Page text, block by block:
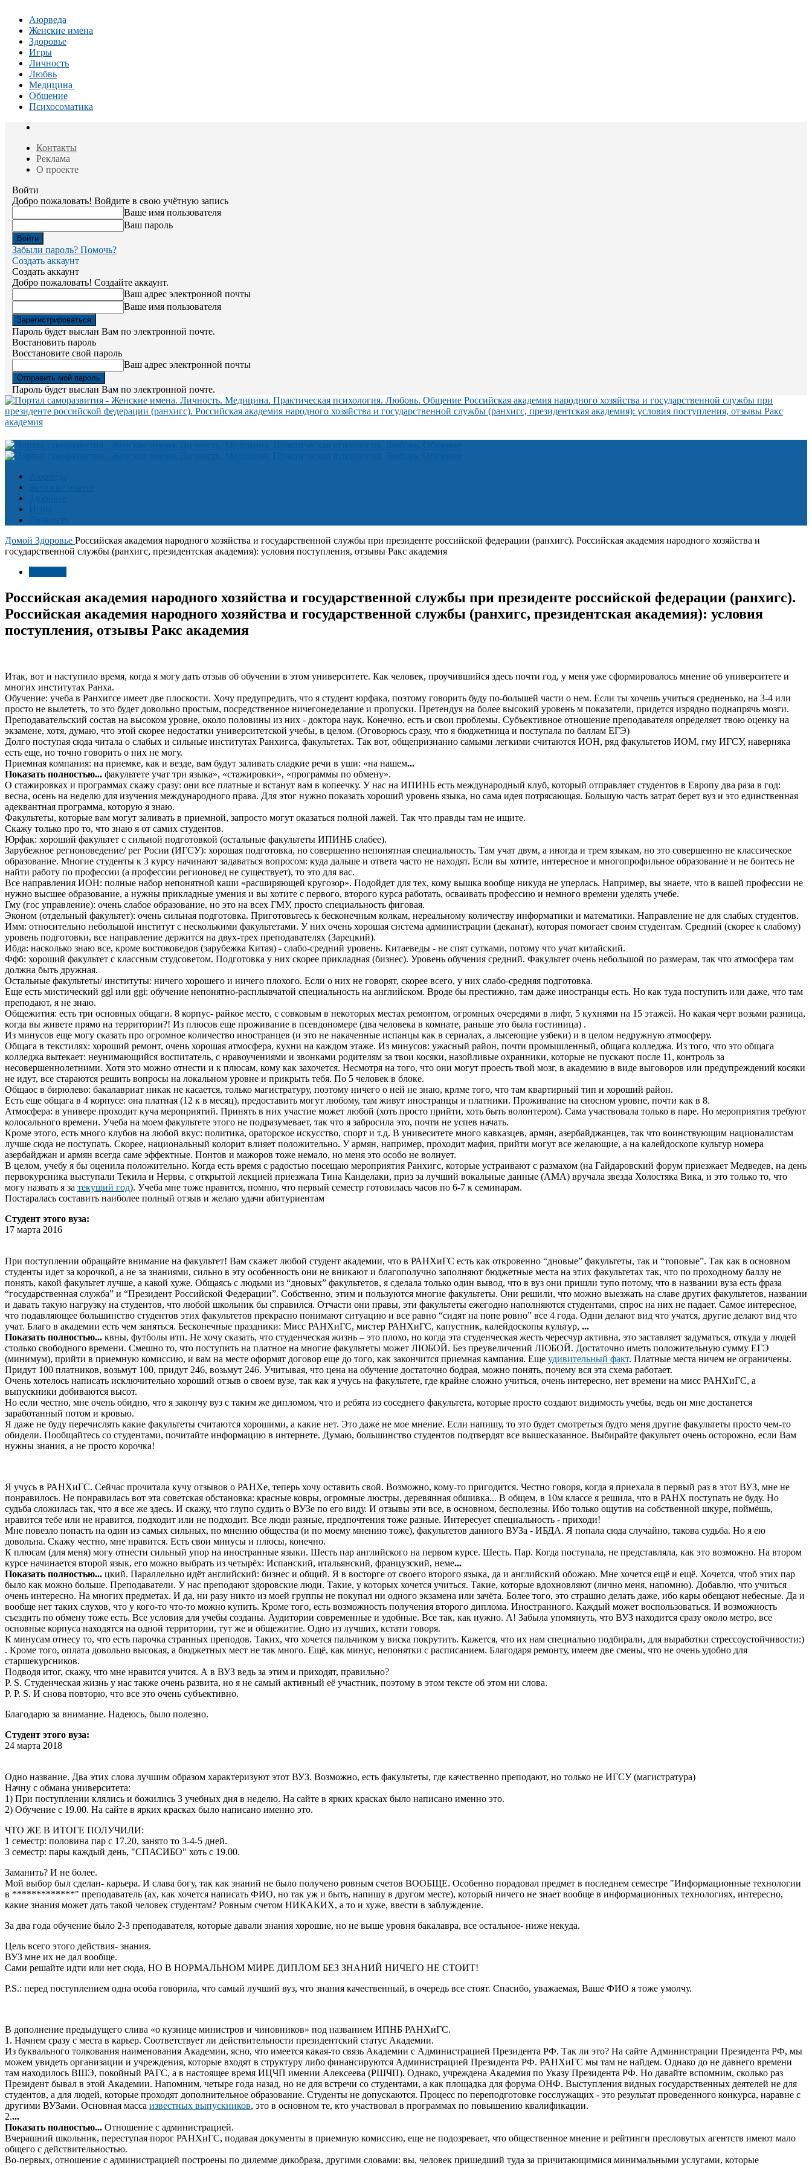
Аюрведа
Женские имена
Здоровье
Игры
Личность
Любвь
Медицина
Общение
Психосоматика
Контакты
Реклама
О проекте
Войти
Добро пожаловать! Войдите в свою учётную запись
Ваше имя пользователя
Ваш пароль
Забыли пароль? Помочь?
Создать аккаунт
Создать аккаунт
Добро пожаловать! Создайте аккаунт.
Ваш адрес электронной почты
Ваше имя пользователя
Пароль будет выслан Вам по электронной почте.
Востановить пароль
Восстановите свой пароль
Ваш адрес электронной почты
Пароль будет выслан Вам по электронной почте.
Российская академия народного хозяйства и государственной службы при
президенте российской федерации (ранхигс). Российская академия народного хозяйства и государственной службы (ранхигс, президентская академия): условия поступления, отзывы Ракс
академия
Домой Здоровье Российская академия народного хозяйства и государственной службы при президенте российской федерации (ранхигс). Российская академия народного хозяйства и
государственной службы (ранхигс, президентская академия): условия поступления, отзывы Ракс академия
Российская академия народного хозяйства и государственной службы при президенте российской федерации (ранхигс).
Российская академия народного хозяйства и государственной службы (ранхигс, президентская академия): условия
поступления, отзывы Ракс академия
Итак, вот и наступило время, когда я могу дать отзыв об обучении в этом университете. Как человек, проучившийся здесь почти год, у меня уже сформировалось мнение об университете и
многих институтах Ранха.
Обучение: учеба в Ранхигсе имеет две плоскости. Хочу предупредить, что я студент юрфака, поэтому говорить буду по-большей части о нем. Если ты хочешь учиться средненько, на 3-4 или
просто не вылететь, то это будет довольно простым, посредственное ничегонеделание и пропуски. Претендуя на более высокий уровень м показатели, придется изрядно поднапрячь мозги.
Преподавательский состав на высоком уровне, около половины из них - доктора наук. Конечно, есть и свои проблемы. Субъективное отношение преподавателя определяет твою оценку на
экзамене, хотя, думаю, что этой скорее недостатки университетской учебы, в целом. (Оговорюсь сразу, что я бюджетница и поступала по баллам ЕГЭ)
Долго поступая сюда читала о слабых и сильные институтах Ранхигса, факультетах. Так вот, общепризнанно самыми легкими считаются ИОН, ряд факультетов ИОМ, гму ИГСУ, наверняка
есть еще, но точно говорить о них не могу.
Приемная компания: на приемке, как и везде, вам будут заливать сладкие речи в уши: «на нашем...
Показать полностью... факультете учат три языка», «стажировки», «программы по обмену».
О стажировках и программах скажу сразу: они все платные и встанут вам в копеечку. У нас на ИПИНБ есть международный клуб, который отправляет студентов в Европу два раза в год:
весна, осень на неделю для изучения международного права. Для этог нужно показать хороший уровень языка, но сама идея потрясающая. Большую часть затрат берет вуз и это единственная
адеквантная программа, которую я знаю.
Факультеты, которые вам могут заливать в приемной, запросто могут оказаться полной лажей. Так что правды там не ищите.
Скажу только про то, что знаю я от самих студентов.
Юрфак: хороший факультет с сильной подготовкой (остальные факультеты ИПИНБ слабее).
Зарубежное регионоведение/ рег Росии (ИГСУ): хорошая подготовка, но совершенно непонятная специальность. Там учат двум, а иногда и трем языкам, но это совершенно не классическое
образование. Многие студенты к 3 курсу начинают задаваться вопросом: куда дальше и ответа часто не находят. Если вы хотите, интересное и многопрофильное образование и не боитесь не
найти работу по профессии (а профессии регионовед не существует), то это для вас.
Все направления ИОН: полные набор непонятной каши «расширяющей кругозор». Подойдет для тех, кому вышка вообще никуда не уперлась. Например, вы знаете, что в вашей профессии не
нужно высшее образование, а нужны прикладные умения и вы хотите с первого, второго курса работать, осваивать профессию и немного времени уделять учебе.
Гму (гос управление): очень слабое образование, но это на всех ГМУ, просто специальность фиговая.
Эконом (отдельный факультет): очень сильная подготовка. Приготовьтесь к бесконечным колкам, нереальному количеству информатики и математики. Направление не для слабых студентов.
Имм: относительно небольшой институт с несколькими факультетами. У них очень хорошая система администрации (деканат), которая помогает своим студентам. Средний (скорее к слабому)
уровень подготовки, все направление держится на двух-трех преподавателях (Зарецкий).
Ибда: насколько знаю все, кроме востоковедов (зарубежка Китая) - слабо-средний уровень. Китаеведы - не спят сутками, потому что учат китайский.
Ффб: хороший факультет с классным студсоветом. Подготовка у них скорее прикладная (бизнес). Уровень обучения средний. Факультет очень небольшой по размерам, так что атмосфера там
должна быть дружная.
Остальные факультеты/ институты: ничего хорошего и ничего плохого. Если о них не говорят, скорее всего, у них слабо-средняя подготовка.
Еще есть мистический ggl или ggi: обучение непонятно-расплывчатой специальность на английском. Вроде бы престижно, там даже иностранцы есть. Но как туда поступить или даже, что там
преподают, я не знаю.
Общежития: есть три основных общаги. 8 корпус- райкое место, с совковым в некоторых местах ремонтом, огромных очередями в лифт, 5 кухнями на 15 этажей. Но какая черт возьми разница,
когда вы живете прямо на территории?! Из плюсов еще проживание в псевдономере (два человека в комнате, раньше это была гостиница) .
Из минусов еще могу сказать про огромное количество иностранцев (и это не накаченные испанцы как в сериалах, а лысеющие узбеки) и в целом недружную атмосферу.
Общага в текстилях: хороший ремонт, очень хорошая атмосфера, кухни на каждом этаже. Из минусов: ужасный район, почти промышленный, общага колледжа. Из того, что это общага
колледжа вытекает: неунимающийся воспитатель, с нравоучениями и звонками родителям за твои косяки, назойливые охранники, которые не пускают после 11, контроль за
несовершеннолетними. Хотя это можно отнести и к плюсам, кому как захочется. Несмотря на того, что они могут проесть твой мозг, в академию в виде выговоров или предупреждений косяки
не идут, все стараются решить вопросы на локальном уровне и прикрыть тебя. По 5 человек в блоке.
Общаос в бирюлево: бакалавриат никак не касается, только магистратуру, поэтому ничего о ней не знаю, крлме того, что там квартирный тип и хороший район.
Есть еще общага в 4 корпусе: она платная (12 к в месяц), предоставить могут любому, там живут иностранцы и платники. Проживание на сносном уровне, почти как в 8.
Атмосфера: в универе проходит куча мероприятий. Принять в них участие может любой (хоть просто прийти, хоть быть волонтером). Сама участвовала только в паре. Но мероприятия требуют
колосального времени. Учеба на моем факультете этого не подразумевает, так что я забросила это, почти не успев начать.
Кроме этого, есть много клубов на любой вкус: политика, ораторское искусство, спорт и т.д. В унивеситете много кавказцев, армян, азербайджанцев, так что воинствующим националистам
лучше сюда не поступать. Скорее, национальный колорит влияет положительно. У армян, например, проходит мафия, прийти могут все желающие, а на калейдоскопе культур номера
азербайджан и армян всегда саме эффектные. Понтов и мажоров тоже немало, но меня это особо не волнует.
В целом, учебу я бы оценила положительно. Когда есть время с радостью посещаю мероприятия Ранхигс, которые устраивают с размахом (на Гайдаровский форум приезжает Медведев, на день
первокурсника выступали Текила и Нервы, с открытой лекцией приезжала Тина Канделаки, приз за лучший вокальные данные (АМА) вручала звезда Холостяка Вика, и это только то, что
могу назвать я за текущий год). Учеба мне тоже нравится, помню, что первый семестр готовилась часов по 6-7 к семинарам.
Постаралась составить наиболее полный отзыв и желаю удачи абитуриентам
Студент этого вуза:
17 марта 2016
При поступлении обращайте внимание на факультет! Вам скажет любой студент академии, что в РАНХиГС есть как откровенно “дновые” факультеты, так и “топовые”. Так как в основном
студенты идет за корочкой, а не за знаниями, сильно в эту особенность они не вникают и благополучно заполняют бюджетные места на этих факультетах так, что по проходному баллу не
понять, какой факультет лучше, а какой хуже. Общаясь с людьми из “дновых” факультетов, я сделала только один вывод, что в вуз они пришли тупо потому, что в названии вуза есть фраза
“государственная служба” и “Президент Российской Федерации”. Собственно, этим и пользуются многие факультеты. Они решили, что можно выезжать на славе других факультетов, названии
и давать такую нагрузку на студентов, что любой школьник бы справился. Отчасти они правы, эти факультеты ежегодно наполняются студентами, спрос на них не падает. Самое интересное,
что подавляющее большинство студентов этих факультетов прекрасно понимают ситуацию и все равно “сидят на попе ровно” все 4 года. Одни делают вид что учатся, другие делают вид что
учат. Благо в академии есть чем заняться. Бесконечные праздники: Мисс РАНХиГС, мистер РАНХиГС, капустник, калейдоскопы культур, ...
Показать полностью... квны, футболы итп. Не хочу сказать, что студенческая жизнь – это плохо, но когда эта студенческая жесть чересчур активна, это заставляет задуматься, откуда у людей
столько свободного времени. Смешно то, что поступить на платное на многие факультеты может ЛЮБОЙ. Без преувеличений ЛЮБОЙ. Достаточно иметь положительную сумму ЕГЭ
(минимум), прийти в приемную комиссию, и вам на месте оформят договор еще до того, как закончится приемная кампания. Еще удивительный факт. Платные места ничем не ограничены.
Придут 100 платников, возьмут 100, придут 246, возьмут 246. Учитывая, что цена на обучение достаточно бодрая, можно понять, почему вся эта схема работает.
Очень хотелось написать исключительно хороший отзыв о своем вузе, так как я учусь на факультете, где крайне сложно учиться, очень интересно, нет времени на мисс РАНХиГС, а
выпускники добиваются высот.
Но если честно, мне очень обидно, что я закончу вуз с таким же дипломом, что и ребята из соседнего факультета, которые просто создают видимость учебы, ведь он мне достанется
заработанный потом и кровью.
Я даже не буду перечислять какие факультеты считаются хорошими, а какие нет. Это даже не мое мнение. Если напишу, то это будет смотреться будто меня другие факультеты просто чем-то
обидели. Пообщайтесь со студентами, почитайте информацию в интернете. Думаю, большинство студентов подтвердят все вышесказанное. Выбирайте факультет очень осторожно, если Вам
нужны знания, а не просто корочка!
Я учусь в РАНХиГС. Сейчас прочитала кучу отзывов о РАНХе, теперь хочу оставить свой. Возможно, кому-то пригодится. Честно говоря, когда я приехала в первый раз в этот ВУЗ, мне не
понравилось. Не понравилась вот эта советская обстановка: красные ковры, огромные люстры, деревянная обшивка... В общем, в 10м классе я решила, что в РАНХ поступать не буду. Но
судьба сложилась так, что я все же здесь. И скажу, что глупо судить о ВУЗе по его виду. И отзывы эти все, в основном, бесполезны. Ибо только ощутив на собственной шкуре, поймёшь,
нравится тебе или не нравится, подходит или не подходит. Все люди разные, предпочтения тоже разные. Интересует специальность - приходи!
Мне повезло попасть на один из самых сильных, по мнению общества (и по моему мнению тоже), факультетов данного ВУЗа - ИБДА. Я попала сюда случайно, такова судьба. Но я ею
довольна. Скажу честно, мне нравится. Есть свои минусы и плюсы, конечно.
К плюсам (для меня) могу отнести сильный упор на иностранные языки. Шесть пар английского на первом курсе. Шесть. Пар. Когда поступала, не представляла, как это возможно. На втором
курсе начинается второй язык, его можно выбрать из четырёх: Испанский, итальянский, французский, неме...
Показать полностью... цкий. Параллельно идёт английский: бизнес и общий. Я в восторге от своего второго языка, да и английский обожаю. Мне хочется ещё и ещё. Хочется, чтоб этих пар
было как можно больше. Преподаватели. У нас преподают здоровские люди. Такие, у которых хочется учиться. Такие, которые вдохновляют (лично меня, напомню). Добавлю, что учиться
очень интересно. На многих предметах. И да, ни разу никто из моей группы не покупал ни одного экзамена или зачёта. Более того, это страшно делать даже, ибо кары обещают небесные. Да и
вообще нет таких слухов, что у кого-то что-то можно купить. Кроме того, есть возможность получения второго диплома. Иностранного. Каждый может воспользоваться. И возможность
съездить по обмену тоже есть. Все условия для учебы созданы. Аудитории современные и удобные. Все так, как нужно. А! Забыла упомянуть, что ВУЗ находится сразу около метро, все
основные корпуса находятся на одной территории, тут же и общежитие. Одно из лучших, кстати говоря.
К минусам отнесу то, что есть парочка странных преподов. Таких, что хочется пальчиком у виска покрутить. Кажется, что их нам специально подбирали, для выработки стрессоустойчивости:)
. Кроме того, оплата довольно высокая, а бюджетных мест не так много. Ещё, как минус, непонятки с расписанием. Благодаря ремонту, имеем две смены, что не очень удобно для
старшекурсников.
Подводя итог, скажу, что мне нравится учится. А в ВУЗ ведь за этим и приходят, правильно?
P. S. Студенческая жизнь у нас также очень развита, но я не самый активный её участник, поэтому в этом тексте об этом ни слова.
P. P. S. И снова повторю, что все это очень субъективно.
Благодарю за внимание. Надеюсь, было полезно.
Студент этого вуза:
24 марта 2018
Одно название. Два этих слова лучшим образом характеризуют этот ВУЗ. Возможно, есть факультеты, где качественно преподают, но только не ИГСУ (магистратура)
Начну с обмана университета:
1) При поступлении клялись и божились 3 учебных дня в неделю. На сайте в ярких красках было написано именно это.
2) Обучение с 19.00. На сайте в ярких красках было написано именно это.
ЧТО ЖЕ В ИТОГЕ ПОЛУЧИЛИ:
1 семестр: половина пар с 17.20, занято то 3-4-5 дней.
3 семестр: пары каждый день, "СПАСИБО" хоть с 19.00.
Заманить? И не более.
Мой выбор был сделан- карьера. И слава богу, так как знаний не было получено ровным счетов ВООБЩЕ. Особенно порадовал предмет в последнем семестре "Информационные технологии
в *************" преподаватель (ах, как хочется написать ФИО, но так уж и быть, напишу в другом месте), который ничего не знает вообще в информационных технологиях, интересно,
какие знания может дать такой человек студентам? Ровным счетом НИКАКИХ, а то и хуже, ввести в заблуждение.
За два года обучение было 2-3 преподавателя, которые давали знания хорошие, но не выше уровня бакалавра, все остальное- ниже некуда.
Цель всего этого действия- знания.
ВУЗ мне их не дал вообще.
Сами решайте идти или нет сюда, НО В НОРМАЛЬНОМ МИРЕ ДИПЛОМ БЕЗ ЗНАНИЙ НИЧЕГО НЕ СТОИТ!
P.S.: перед поступлением одна особа говорила, что самый лучший вуз, что знания качественный, в очередь все стоят. Спасибо, уважаемая, Ваше ФИО я тоже умолчу.
В дополнение предыдущего слива «о кузнице министров и чиновников» под названием ИПНБ РАНХиГС.
1. Начнем сразу с места в карьер. Соответствует ли действительности президентский статус Академии.
Из буквального толкования наименования Академии, ясно, что имеется какая-то связь Академии с Администрацией Президента РФ. Так ли это? На сайте Администрации Президента РФ, мы
можем увидеть организации и учреждения, которые входят в структуру либо финансируются Администрацией Президента РФ. РАНХиГС мы там не найдем. Однако до не давнего времени
там находилось ВШЭ, покойный РАГС, а в настоящее время ИЦЧП имении Алексеева (РШЧП). Однако, учреждена Академия по Указу Президента РФ. Но давайте вспомним, сколько раз
Президент бывал в этой Академии. Напомним, четыре года назад, но не для встречи со студентами, а как площадка для форума ОНФ. Выступления видных государственных деятелей не для
студентов, а для людей, которые проходят дополнительное образование. Студенты не допускаются. Процесс по переподготовке госслужащих - это результат проведенного конкурса, наравне с
другими ВУЗами. Основная масса известных выпускников, это в основном те, кто участвовал в программах по повышению квалификации.
2....
Показать полностью... Отношение с администрацией.
Вчерашний школьник, переступая порог РАНХиГС, подавая документы в приемную комиссию, еще не подозревает, что общественное мнение и рейтинги пресловутых агентств имеют мало
общего с действительностью.
Во-первых, отношение с администрацией построены по дилемме дикобраза, другими словами: вы, человек пришедший туда за причитающимися минимальными услугами, которые